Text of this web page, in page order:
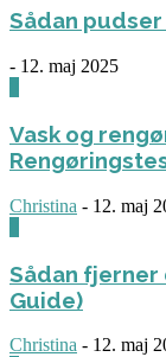
Sådan
- 12. maj 2025
Vask og
Christina - 12. maj
Sådan
Guide)
Christina - 12. maj